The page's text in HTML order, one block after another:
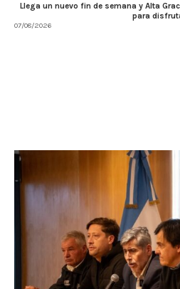
Llega un nuevo fin de semana y Alta
para
07/08/2026